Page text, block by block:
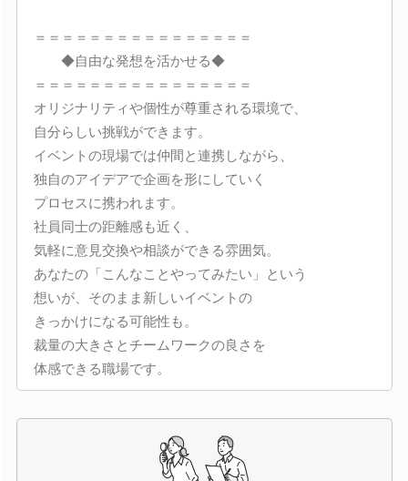
＝＝＝＝＝＝＝＝＝＝＝＝＝＝＝＝
◆自由な発想を活かせる◆
＝＝＝＝＝＝＝＝＝＝＝＝＝＝＝＝
オリジナリティや個性が尊重される環境で、
自分らしい挑戦ができます。
イベントの現場では仲間と連携しながら、
独自のアイデアで企画を形にしていく
プロセスに携われます。
社員同士の距離感も近く、
気軽に意見交換や相談ができる雰囲気。
あなたの「こんなことやってみたい」という
想いが、そのまま新しいイベントの
きっかけになる可能性も。
裁量の大きさとチームワークの良さを
体感できる職場です。